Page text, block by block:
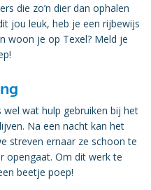
die zo’n dier dan ophalen
jou leuk, heb je een rijbewijs
woon je op Texel? Meld je
wat hulp gebruiken bij het
Na een nacht kan het
streven ernaar ze schoon te
opengaat. Om dit werk te
beetje poep!